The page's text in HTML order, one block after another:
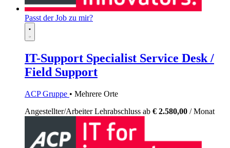
Passt der Job zu mir?
IT-Support Specialist Service Desk /
Field Support
ACP Gruppe • Mehrere Orte
Angestellter/ArbeiterLehrabschluss ab € 2.580,00 / Monat